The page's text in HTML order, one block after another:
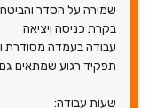
שמירה על הסדר
בקרת כניסה ויציאה
עבודה בעמדה מסודרת
תפקיד רגוע שמתאים
שעות עבודה: